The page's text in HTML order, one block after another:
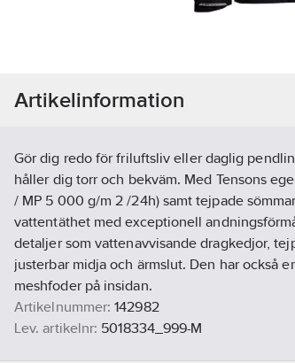
Artikelinformation
Gör dig redo för friluftsliv eller daglig
håller dig torr och bekväm. Med Tensons
/ MP 5 000 g/m 2 /24h) samt tejpade
vattentäthet med exceptionell
detaljer som vattenavvisande dragkedjor,
justerbar midja och ärmslut. Den har också
meshfoder på insidan.
Artikelnummer: 142982
Lev. artikelnr: 5018334_999-M